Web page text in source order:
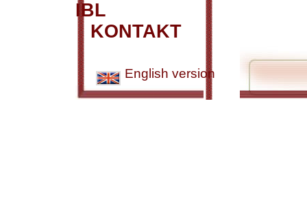
IBL
KONTAKT
English version